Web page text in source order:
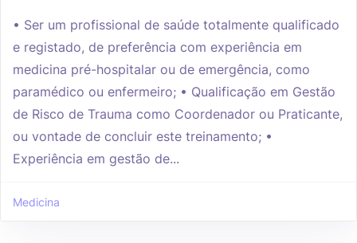
• Ser um profissional de saúde totalmente qualificado
e registado, de preferência com experiência em
medicina pré-hospitalar ou de emergência, como
paramédico ou enfermeiro; • Qualificação em Gestão
de Risco de Trauma como Coordenador ou Praticante,
ou vontade de concluir este treinamento; •
Experiência em gestão de...
Medicina